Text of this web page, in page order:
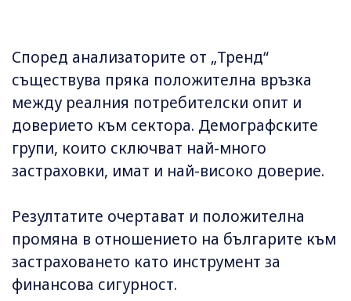
Според анализаторите от „Тренд“
съществува пряка положителна връзка
между реалния потребителски опит и
доверието към сектора. Демографските
групи, които сключват най-много
застраховки, имат и най-високо доверие.
Резултатите очертават и положителна
промяна в отношението на българите към
застраховането като инструмент за
финансова сигурност.